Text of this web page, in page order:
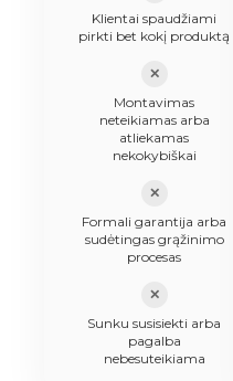
Klientai spaudžiami
pirkti bet kokį produktą
✕
Montavimas
neteikiamas arba
atliekamas
nekokybiškai
✕
Formali garantija arba
sudėtingas grąžinimo
procesas
✕
Sunku susisiekti arba
pagalba
nebesuteikiama